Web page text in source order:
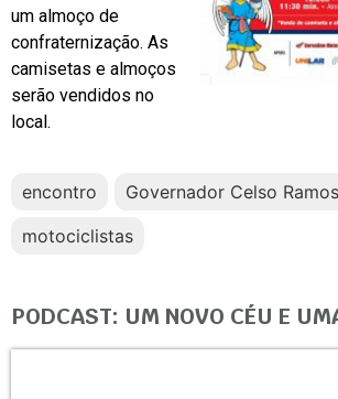
um almoço de
confraternização. As
camisetas e almoços
serão vendidos no
local.
encontro Governador Celso Ramos
motociclistas
PODCAST: UM NOVO CÉU E